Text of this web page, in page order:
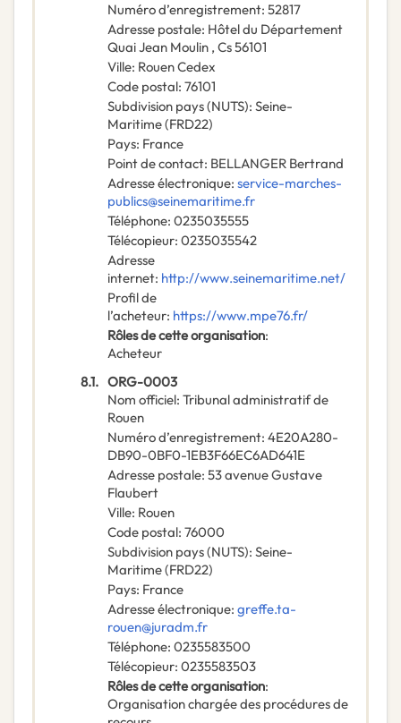
Numéro d’enregistrement: 52817
Adresse postale: Hôtel du Département
Quai Jean Moulin , Cs 56101
Ville: Rouen Cedex
Code postal: 76101
Subdivision pays (NUTS): Seine-
Maritime(FRD22)
Pays: France
Point de contact: BELLANGER Bertrand
Adresse électronique: service-marches-
publics@seinemaritime.fr
Téléphone: 0235035555
Télécopieur: 0235035542
Adresse
internet: http://www.seinemaritime.net/
Profil de
l’acheteur: https://www.mpe76.fr/
Rôles de cette organisation:
Acheteur
8.1. ORG-0003
Nom officiel: Tribunal administratif de
Rouen
Numéro d’enregistrement: 4E20A280-
DB90-0BF0-1EB3F66EC6AD641E
Adresse postale: 53 avenue Gustave
Flaubert
Ville: Rouen
Code postal: 76000
Subdivision pays (NUTS): Seine-
Maritime(FRD22)
Pays: France
Adresse électronique: greffe.ta-
rouen@juradm.fr
Téléphone: 0235583500
Télécopieur: 0235583503
Rôles de cette organisation:
Organisation chargée des procédures de